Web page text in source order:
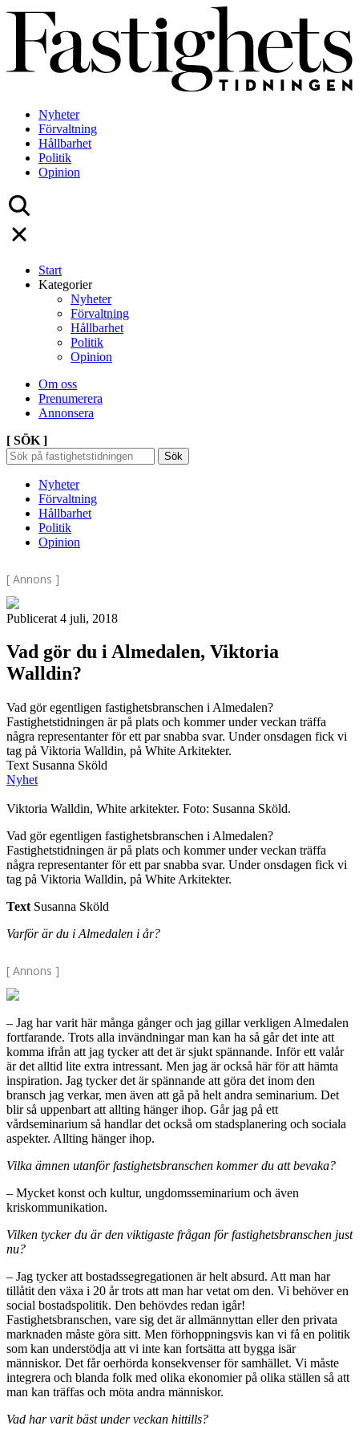
Skip
content
Nyheter
Förvaltning
Hållbarhet
Politik
Opinion
Start
Kategorier
Nyheter
Förvaltning
Hållbarhet
Politik
Opinion
Om oss
Prenumerera
Annonsera
[ SÖK ]
Sök
efter:
Sök
Sök
Nyheter
Förvaltning
Hållbarhet
Politik
Opinion
[ Annons ]
Publicerat 4 juli, 2018
Vad gör du i Almedalen, Viktoria
Walldin?
Vad gör egentligen fastighetsbranschen i Almedalen?
Fastighetstidningen är på plats och kommer under veckan träffa
några representanter för ett par snabba svar. Under onsdagen fick vi
tag på Viktoria Walldin, på White Arkitekter.
Text Susanna Sköld
Nyhet
Viktoria Walldin, White arkitekter. Foto: Susanna Sköld.
Vad gör egentligen fastighetsbranschen i Almedalen?
Fastighetstidningen är på plats och kommer under veckan träffa
några representanter för ett par snabba svar. Under onsdagen fick vi
tag på Viktoria Walldin, på White Arkitekter.
Text Susanna Sköld
Varför är du i Almedalen i år?
[ Annons ]
– Jag har varit här många gånger och jag gillar verkligen Almedalen
fortfarande. Trots alla invändningar man kan ha så går det inte att
komma ifrån att jag tycker att det är sjukt spännande. Inför ett valår
är det alltid lite extra intressant. Men jag är också här för att hämta
inspiration. Jag tycker det är spännande att göra det inom den
bransch jag verkar, men även att gå på helt andra seminarium. Det
blir så uppenbart att allting hänger ihop. Går jag på ett
vårdseminarium så handlar det också om stadsplanering och sociala
aspekter. Allting hänger ihop.
Vilka ämnen utanför fastighetsbranschen kommer du att bevaka?
– Mycket konst och kultur, ungdomsseminarium och även
kriskommunikation.
Vilken tycker du är den viktigaste frågan för fastighetsbranschen just
nu?
– Jag tycker att bostadssegregationen är helt absurd. Att man har
tillåtit den växa i 20 år trots att man har vetat om den. Vi behöver en
social bostadspolitik. Den behövdes redan igår!
Fastighetsbranschen, vare sig det är allmännyttan eller den privata
marknaden måste göra sitt. Men förhoppningsvis kan vi få en politik
som kan understödja att vi inte kan fortsätta att bygga isär
människor. Det får oerhörda konsekvenser för samhället. Vi måste
integrera och blanda folk med olika ekonomier på olika ställen så att
man kan träffas och möta andra människor.
Vad har varit bäst under veckan hittills?